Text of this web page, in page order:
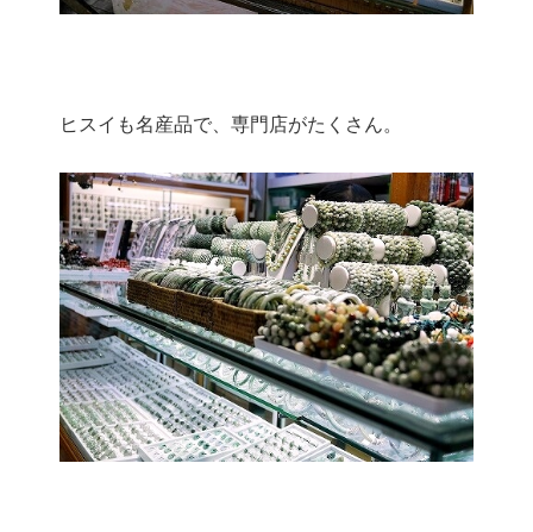
ヒスイも名産品で、専門店がたくさん。